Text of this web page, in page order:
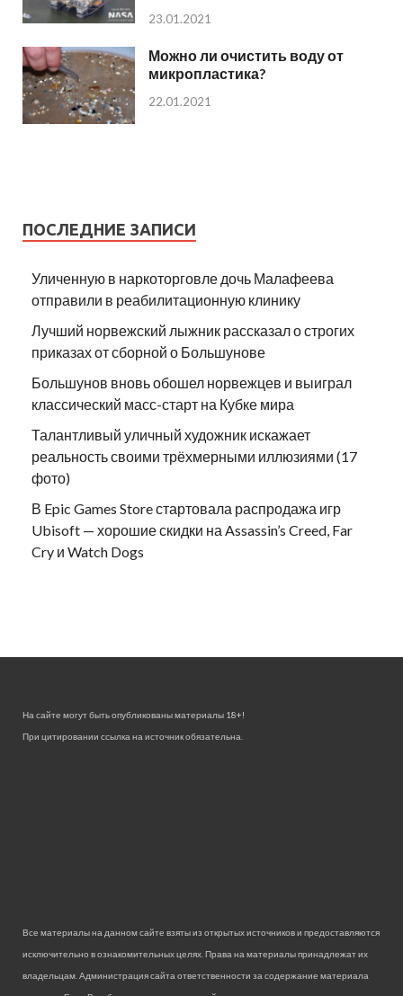
23.01.2021
Можно ли очистить воду от
микропластика?
22.01.2021
ПОСЛЕДНИЕ ЗАПИСИ
Уличенную в наркоторговле дочь Малафеева
отправили в реабилитационную клинику
Лучший норвежский лыжник рассказал о строгих
приказах от сборной о Большунове
Большунов вновь обошел норвежцев и выиграл
классический масс-старт на Кубке мира
Талантливый уличный художник искажает
реальность своими трёхмерными иллюзиями (17
фото)
В Epic Games Store стартовала распродажа игр
Ubisoft — хорошие скидки на Assassin’s Creed, Far
Cry и Watch Dogs
На сайте могут быть опубликованы материалы 18+!
При цитировании ссылка на источник обязательна.
Все материалы на данном сайте взяты из открытых источников и предоставляются
исключительно в ознакомительных целях. Права на материалы принадлежат их
владельцам. Администрация сайта ответственности за содержание материала